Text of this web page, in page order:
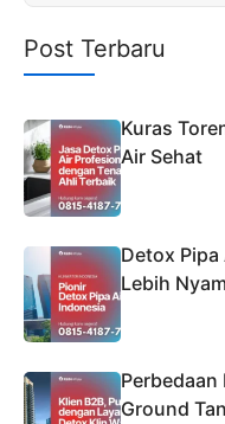
Post Terbaru
Kuras
Air Sehat
Detox Pipa
Lebih
Perbedaan
Ground